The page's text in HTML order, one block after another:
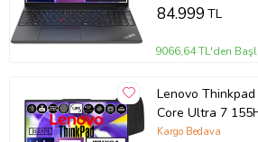
Bilgisayar
84.999TL
9066,64 TL'den
Lenovo
Core Ultra 7
SSD Intel® Aı
Kargo Bedava